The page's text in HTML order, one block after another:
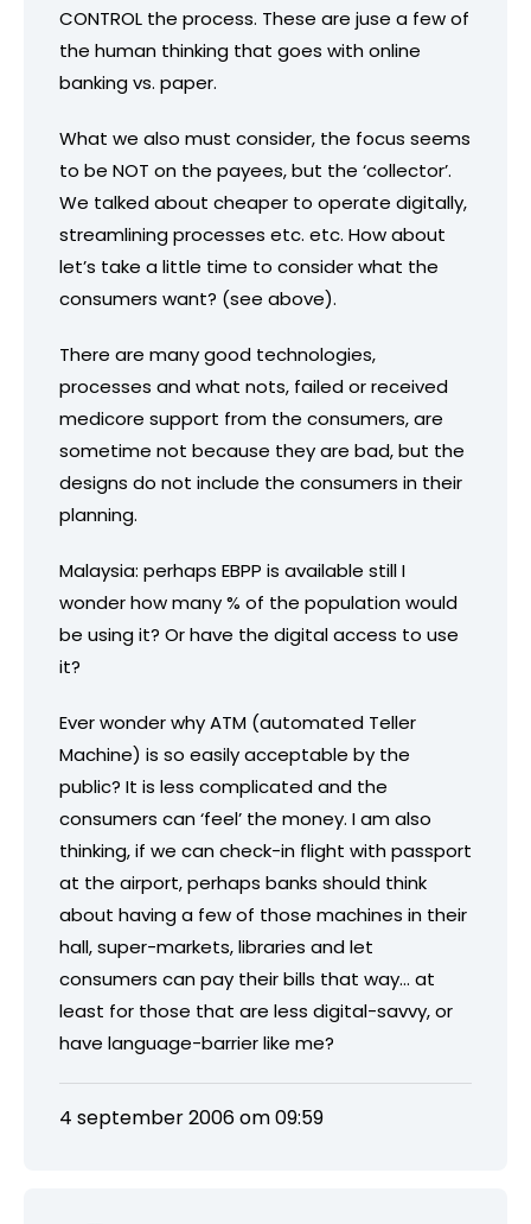
CONTROL the process. These are juse a few of
the human thinking that goes with online
banking vs. paper.
What we also must consider, the focus seems
to be NOT on the payees, but the ‘collector’.
We talked about cheaper to operate digitally,
streamlining processes etc. etc. How about
let’s take a little time to consider what the
consumers want? (see above).
There are many good technologies,
processes and what nots, failed or received
medicore support from the consumers, are
sometime not because they are bad, but the
designs do not include the consumers in their
planning.
Malaysia: perhaps EBPP is available still I
wonder how many % of the population would
be using it? Or have the digital access to use
it?
Ever wonder why ATM (automated Teller
Machine) is so easily acceptable by the
public? It is less complicated and the
consumers can ‘feel’ the money. I am also
thinking, if we can check-in flight with passport
at the airport, perhaps banks should think
about having a few of those machines in their
hall, super-markets, libraries and let
consumers can pay their bills that way… at
least for those that are less digital-savvy, or
have language-barrier like me?
4 september 2006 om 09:59